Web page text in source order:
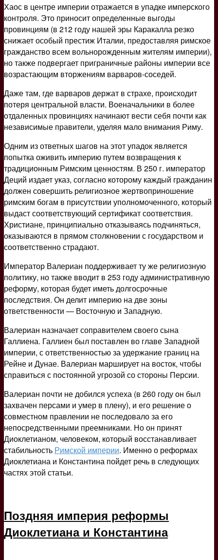
Хаос в центре империи отражается в упадке имперского
контроля. Это приносит определенные выгоды
провинциям (в 212 году нашей эры Каракалла резко
снижает особый престиж Италии, предоставляя римское
гражданство всем вольнорожденным жителям империи),
но также подвергает приграничные районы империи все
возрастающим вторжениям варваров-соседей.
Даже там, где варваров держат в страхе, происходит
потеря центральной власти. Военачальники в более
отдаленных провинциях начинают вести себя почти как
независимые правители, уделяя мало внимания Риму.
Одним из ответных шагов на этот упадок является
попытка оживить империю путем возвращения к
традиционным Римским ценностям. В 250 г. император
Деций издает указ, согласно которому каждый гражданин
должен совершить религиозное жертвоприношение
римским богам в присутствии уполномоченного, который
выдаст соответствующий сертификат соответствия.
Христиане, принципиально отказываясь подчиняться,
оказываются в прямом столкновении с государством и
соответственно страдают.
Император Валериан поддерживает ту же религиозную
политику, но также вводит в 253 году административную
реформу, которая будет иметь долгосрочные
последствия. Он делит империю на две зоны
ответственности — Восточную и Западную.
Валериан назначает соправителем своего сына
Галлиена. Галлиен был поставлен во главе Западной
империи, с ответственностью за удержание границ на
Рейне и Дунае. Валериан марширует на восток, чтобы
справиться с постоянной угрозой со стороны Персии.
Валериан почти не добился успеха (в 260 году он был
захвачен персами и умер в плену), и его решение о
совместном правлении не последовало за его
непосредственными преемниками. Но он принят
Диоклетианом, человеком, который восстанавливает
стабильность Римской империи. Именно о реформах
Диоклетиана и Константина пойдет речь в следующих
частях этой статьи.
Поздняя империя реформы
Диоклетиана и Константина